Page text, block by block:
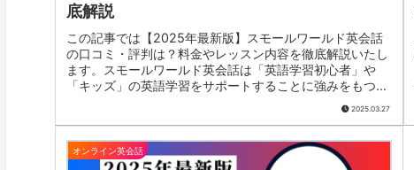
底解説
この記事では【2025年最新版】スモールワールド英会話
の口コミ・評判は？料金やレッスン内容を徹底解説いたし
ます。スモールワールド英会話は「英語学習初心者」や
「キッズ」の英語学習をサポートすることに強みをもつオ
2025.03.27
オンライン英会話